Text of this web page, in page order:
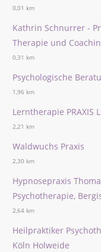
0,01 km
Kathrin Schnurrer -
Therapie und
0,31 km
Psychologische
1,96 km
Lerntherapie PRAXIS
2,21 km
Waldwuchs Praxis
2,30 km
Hypnosepraxis
Psychotherapie,
2,64 km
Heilpraktiker
Köln Holweide